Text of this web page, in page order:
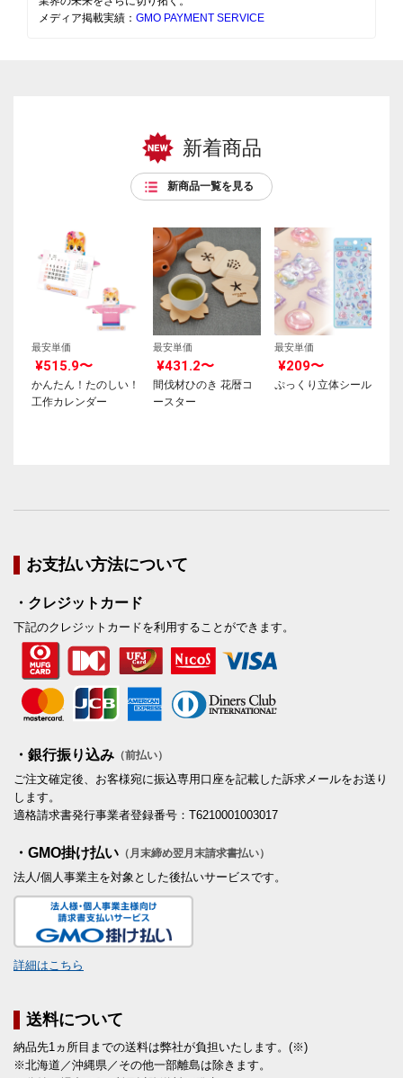
メディア掲載実績： GMO PAYMENT SERVICE
新着商品
新商品一覧を見る
最安単価
¥515.9〜
かんたん！たのしい！
工作カレンダー
最安単価
¥431.2〜
間伐材ひのき 花暦コ
ースター
最安単価
¥209〜
ぷっくり立体シール
お支払い方法について
・クレジットカード
下記のクレジットカードを利用することができます。
・銀行振り込み （前払い）
ご注文確定後、お客様宛に振込専用口座を記載した訴求メールをお送り
します。
適格請求書発行事業者登録番号：T6210001003017
・GMO掛け払い （月末締め翌月末請求書払い）
法人/個人事業主を対象とした後払いサービスです。
詳細はこちら
送料について
納品先1ヵ所目までの送料は弊社が負担いたします。(※)
※北海道／沖縄県／その他一部離島は除きます。